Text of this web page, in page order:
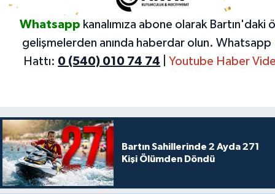
Whatsapp kanalımıza abone olarak Bartın'daki
gelişmelerden anında haberdar olun. Whatsapp
Hattı: 0 (540) 010 74 74 Youtube Haber
Bartın Sahillerinde 2 Ayda 271
Kişi Ölümden Döndü